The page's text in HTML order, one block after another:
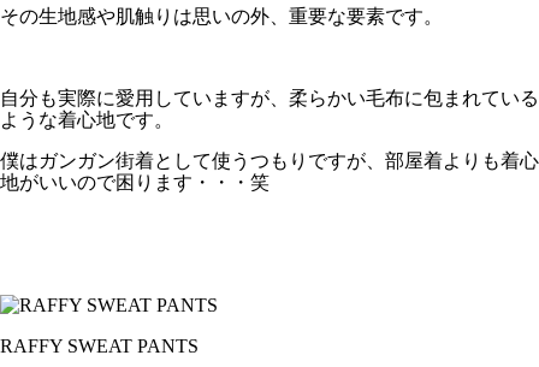
その生地感や肌触りは思いの外、重要な要素です。
自分も実際に愛用していますが、柔らかい毛布に包まれている
ような着心地です。
僕はガンガン街着として使うつもりですが、部屋着よりも着心
地がいいので困ります・・・笑
RAFFY SWEAT PANTS